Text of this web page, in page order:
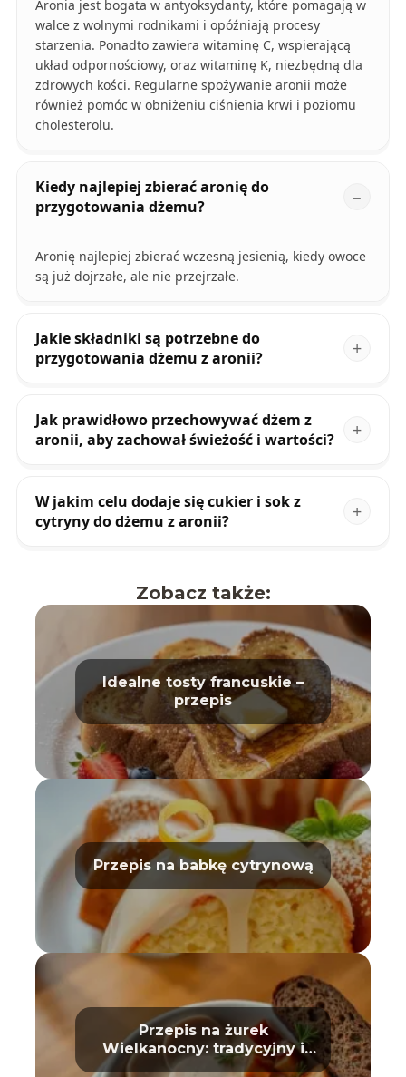
Aronia jest bogata w antyoksydanty, które pomagają w
walce z wolnymi rodnikami i opóźniają procesy
starzenia. Ponadto zawiera witaminę C, wspierającą
układ odpornościowy, oraz witaminę K, niezbędną dla
zdrowych kości. Regularne spożywanie aronii może
również pomóc w obniżeniu ciśnienia krwi i poziomu
cholesterolu.
Kiedy najlepiej zbierać aronię do
przygotowania dżemu?
Aronię najlepiej zbierać wczesną jesienią, kiedy owoce
są już dojrzałe, ale nie przejrzałe.
Jakie składniki są potrzebne do
przygotowania dżemu z aronii?
Jak prawidłowo przechowywać dżem z
aronii, aby zachował świeżość i wartości?
W jakim celu dodaje się cukier i sok z
cytryny do dżemu z aronii?
Zobacz także:
Idealne tosty francuskie –
przepis
Przepis na babkę cytrynową
Przepis na żurek
Wielkanocny: tradycyjny i
prosty